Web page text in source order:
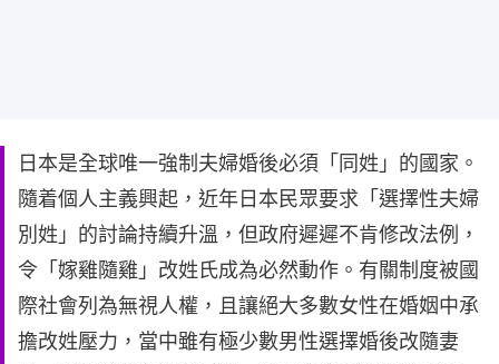
日本是全球唯一強制夫婦婚後必須「同姓」的國家。
隨着個人主義興起，近年日本民眾要求「選擇性夫婦
別姓」的討論持續升溫，但政府遲遲不肯修改法例，
令「嫁雞隨雞」改姓氏成為必然動作。有關制度被國
際社會列為無視人權，且讓絕大多數女性在婚姻中承
擔改姓壓力，當中雖有極少數男性選擇婚後改隨妻